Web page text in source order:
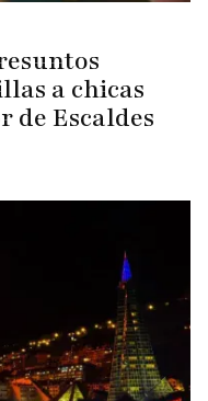
a chicas
de Escaldes